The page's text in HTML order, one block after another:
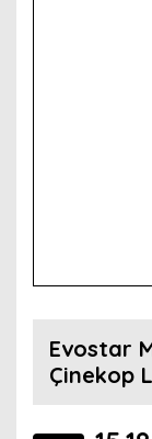
Evostar
Çinekop